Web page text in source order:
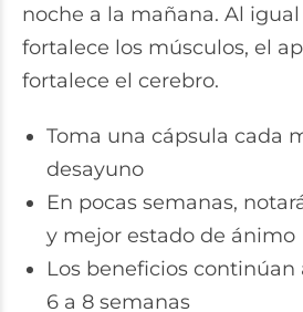
noche a la mañana. Al
fortalece los músculos, el
fortalece el cerebro.
Toma una cápsula cada
desayuno
En pocas semanas,
y mejor estado de ánimo
Los beneficios
6 a 8 semanas